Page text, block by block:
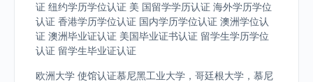
证 纽约学历学位认证 美 国留学学历认证 海外学历学位
认证 香港学历学位认证 国内学历学位认证 澳洲学位认
证 澳洲毕业证认证 美国毕业证书认证 留学生学历学位
认证 留学生毕业证认证
欧洲大学 使馆认证慕尼黑工业大学，哥廷根大学，慕尼